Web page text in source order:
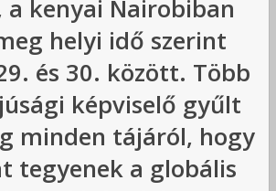
a kenyai Nairobiban
helyi idő szerint
és 30. között. Több
képviselő gyűlt
minden tájáról, hogy
tegyenek a globális